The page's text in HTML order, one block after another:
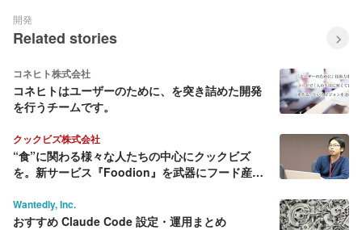
開発
Related stories
コネヒト株式会社
コネヒトはユーザーのために、を突き詰めた開発
を行うチームです。
クックビズ株式会社
“食”に関わる様々な人たちの中心にクックビズ
を。新サービス『Foodion』を武器にフード産業
Wantedly, Inc.
おすすめ Claude Code 設定・運用まとめ